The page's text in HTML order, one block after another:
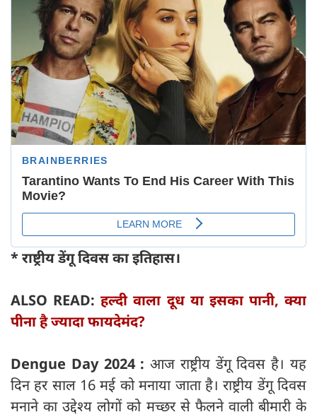
* राष्ट्रीय डेंगू दिवस का इतिहास।
ALSO READ:हल्दी वाला दूध या इसका पानी, क्या
पीना है ज्यादा फायदेमंद?
Dengue Day 2024 :आज राष्ट्रीय डेंगू दिवस है। यह
दिन हर साल 16 मई को मनाया जाता है। राष्ट्रीय डेंगू दिवस
मनाने का उद्देश्य लोगों को मच्छर से फैलने वाली बीमारी के